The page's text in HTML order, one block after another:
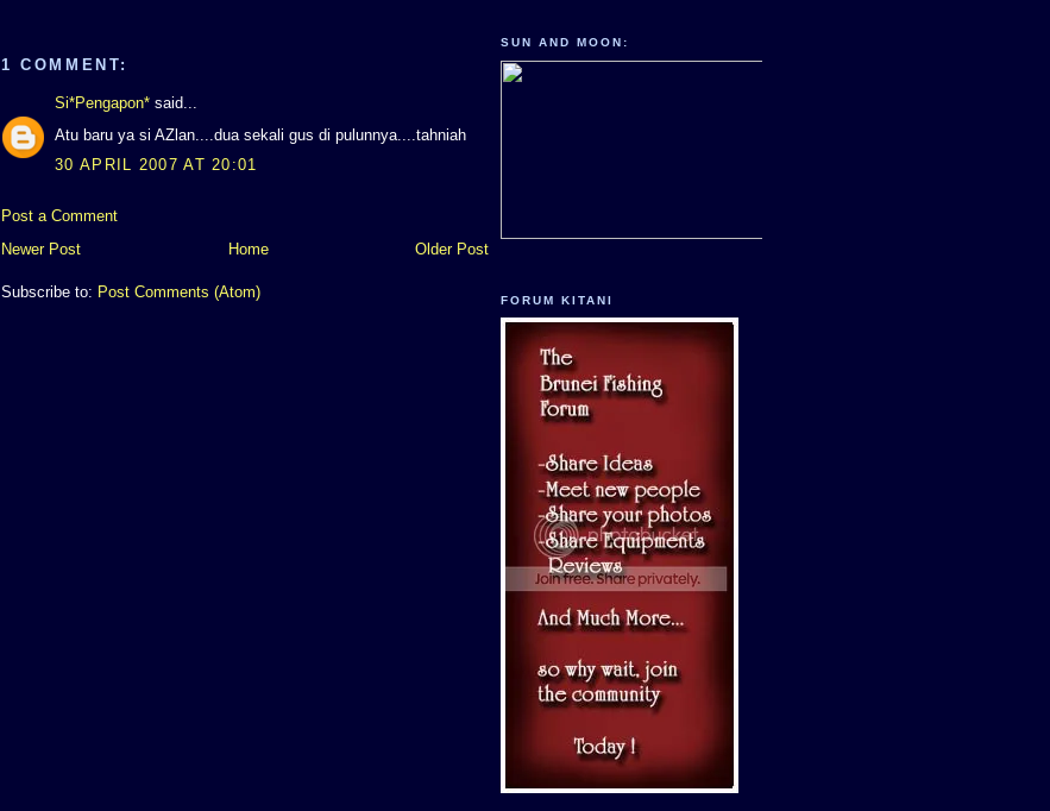
1 COMMENT:
Si*Pengapon* said...
Atu baru ya si AZlan....dua sekali gus di pulunnya....tahniah
30 APRIL 2007 AT 20:01
Post a Comment
Newer Post
Older Post
Home
Subscribe to: Post Comments (Atom)
SUN AND MOON:
FORUM KITANI